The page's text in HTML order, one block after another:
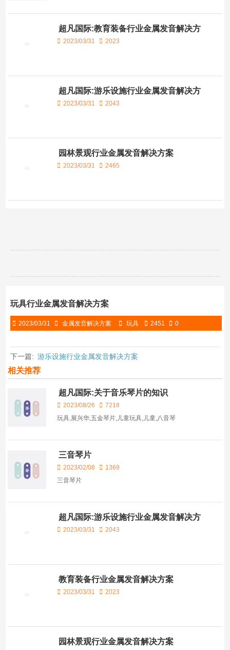
超凡国际:教育装备行业金属发音解决方
案2023/03/31 2023
超凡国际:游乐设施行业金属发音解决方
案2023/03/31 2043
园林景观行业金属发音解决方案
2023/03/31 2465
玩具行业金属发音解决方案
2023/03/31 金属发音解决方案 玩具 2451 0
下一篇: 游乐设施行业金属发音解决方案
相关推荐
超凡国际:关于音乐琴片的知识
2023/08/26
7218
玩具,展兴华,五金琴片,儿童玩具,儿童,八音琴
三音琴片
2023/02/08
1369
三音琴片
超凡国际:游乐设施行业金属发音解决方
案2023/03/31 2043
教育装备行业金属发音解决方案
2023/03/31 2023
园林景观行业金属发音解决方案